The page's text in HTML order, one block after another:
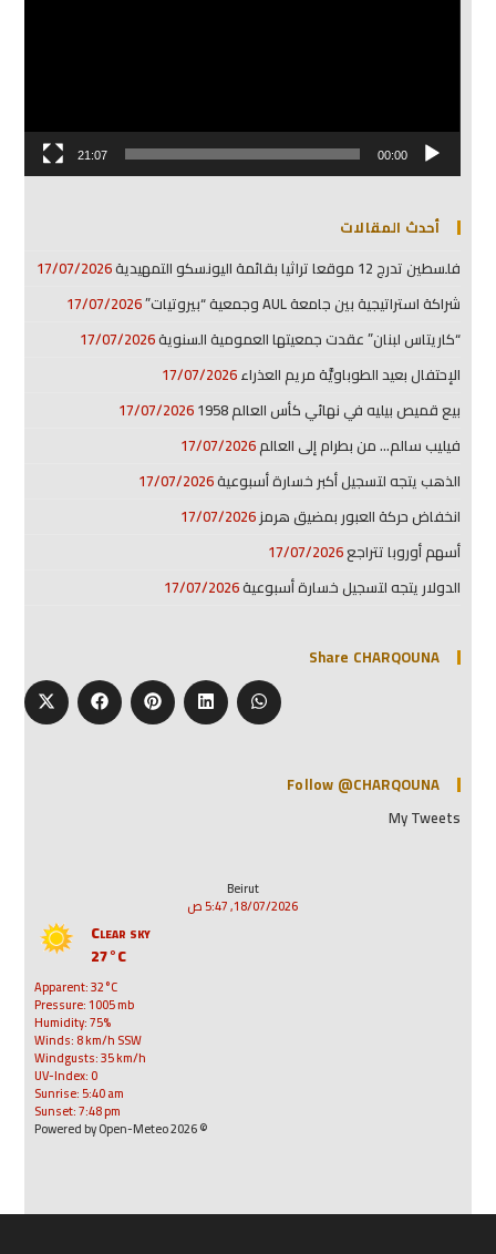
00:00
21:07
أحدث المقالات
فلسطين تدرج 12 موقعا تراثيا بقائمة اليونسكو التمهيدية
17/07/2026
شراكة استراتيجية بين جامعة AUL وجمعية “بيروتيات”
17/07/2026
“كاريتاس لبنان” عقدت جمعيتها العمومية السنوية17/07/2026
الإحتفال بعيد الطوباويَّة مريم العذراء17/07/2026
بيع قميص بيليه في نهائي كأس العالم 1958
17/07/2026
فيليب سالم… من بطرام إلى العالم17/07/2026
الذهب يتجه لتسجيل أكبر خسارة أسبوعية17/07/2026
انخفاض حركة العبور بمضيق هرمز17/07/2026
أسهم أوروبا تتراجع17/07/2026
الدولار يتجه لتسجيل خسارة أسبوعية17/07/2026
Share CHARQOUNA
Follow @CHARQOUNA
My Tweets
Beirut
18/07/2026, 5:47 ص
Clear sky
27°C
Apparent: 32°C
Pressure: 1005 mb
Humidity: 75%
Winds: 8 km/h SSW
Windgusts: 35 km/h
UV-Index: 0
Sunrise: 5:40 am
Sunset: 7:48 pm
© 2026 Powered by Open-Meteo